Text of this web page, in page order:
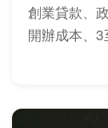
創業貸款、
開辦成本、3